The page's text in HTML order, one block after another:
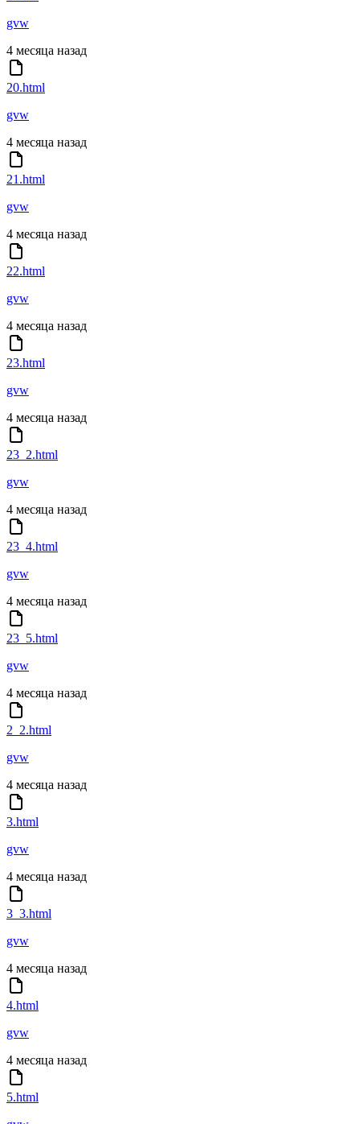
gvw
4 месяца назад
20.html
gvw
4 месяца назад
21.html
gvw
4 месяца назад
22.html
gvw
4 месяца назад
23.html
gvw
4 месяца назад
23_2.html
gvw
4 месяца назад
23_4.html
gvw
4 месяца назад
23_5.html
gvw
4 месяца назад
2_2.html
gvw
4 месяца назад
3.html
gvw
4 месяца назад
3_3.html
gvw
4 месяца назад
4.html
gvw
4 месяца назад
5.html